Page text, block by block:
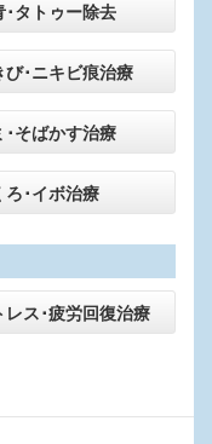
･タトゥー除去
び･ニキビ痕治療
･そばかす治療
ろ･イボ治療
レス･疲労回復治療